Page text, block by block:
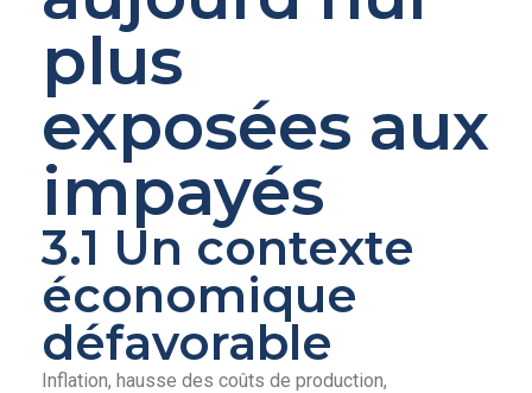
plus
exposées aux
impayés
3.1 Un contexte
économique
défavorable
Inflation, hausse des coûts de production,